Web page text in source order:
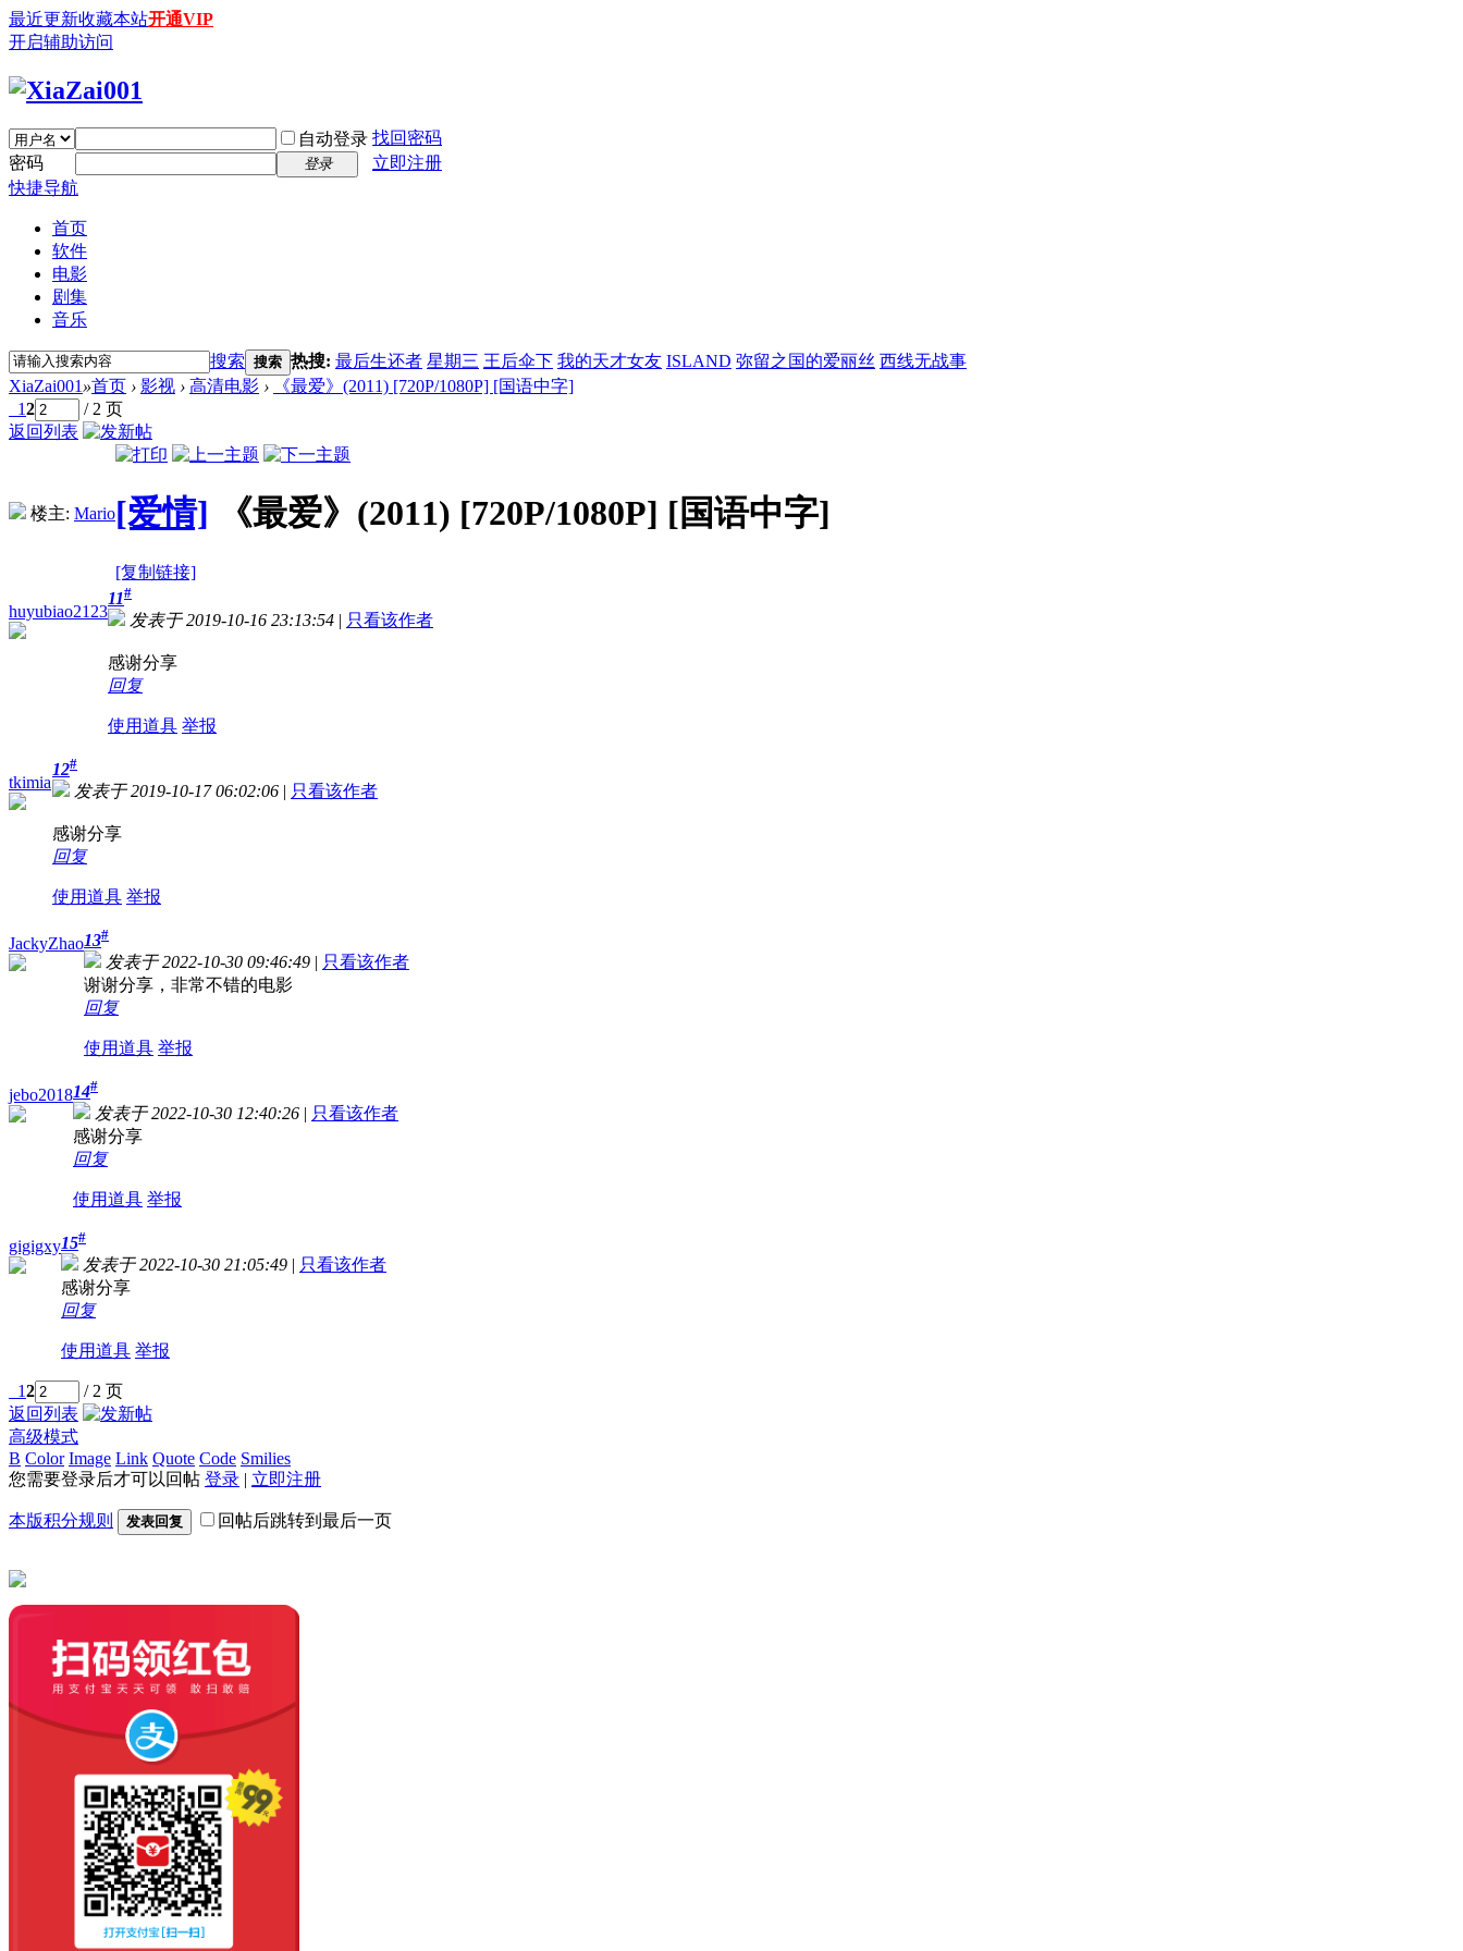
最近更新收藏本站开通VIP
开启辅助访问
自动登录 找回密码
密码
登录
立即注册
快捷导航
首页
软件
电影
剧集
音乐
搜索 搜索 热搜: 最后生还者 星期三 王后伞下 我的天才女友 ISLAND 弥留之国的爱丽丝 西线无战事
XiaZai001 »首页 › 影视 › 高清电影 ›
《最爱》(2011) [720P/1080P] [国语中字]
12
/ 2 页
返回列表
楼主: Mario[爱情] 《最爱》(2011) [720P/1080P] [国语中字]
[复制链接]
huyubiao2123
11#
发表于 2019-10-16 23:13:54 | 只看该作者
感谢分享
回复
使用道具 举报
tkimia
12#
发表于 2019-10-17 06:02:06 | 只看该作者
感谢分享
回复
使用道具 举报
JackyZhao13#
发表于 2022-10-30 09:46:49 | 只看该作者
谢谢分享，非常不错的电影
回复
使用道具 举报
jebo201814#
发表于 2022-10-30 12:40:26 | 只看该作者
感谢分享
回复
使用道具 举报
gigigxy15#
发表于 2022-10-30 21:05:49 | 只看该作者
感谢分享
回复
使用道具 举报
12
/ 2 页
返回列表
高级模式
B Color Image Link Quote Code Smilies
您需要登录后才可以回帖 登录 | 立即注册
本版积分规则 发表回复 回帖后跳转到最后一页